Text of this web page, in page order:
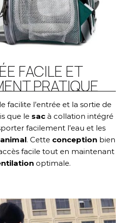
FACILE ET
PRATIQUE
facilite l’entrée et la sortie de
que le sacà collation intégré
facilement l’eau et les
animal. Cette conception bien
facile tout en maintenant
optimale.